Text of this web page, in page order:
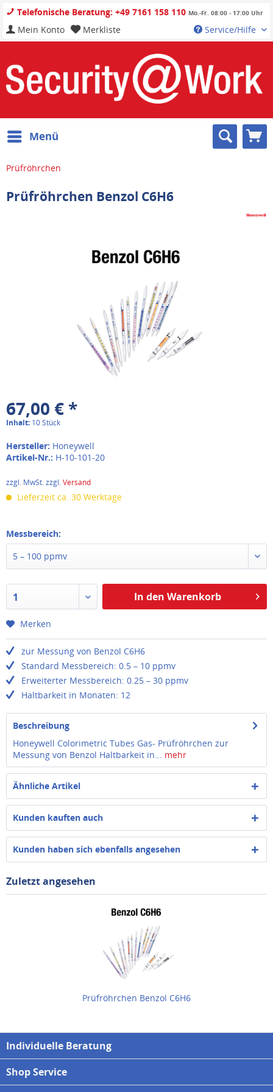
Telefonische Beratung: +49 7161 158 110 Mo.-Fr. 08:00 - 17:00 Uhr
Service/Hilfe
Mein Konto Merkliste
Menü
Prüfröhrchen
Prüfröhrchen Benzol C6H6
67,00 € *
Inhalt: 10 Stück
Hersteller: Honeywell
Artikel-Nr.: H-10-101-20
zzgl. MwSt. zzgl.Versand
Lieferzeit ca. 30 Werktage
Messbereich:
5 – 100 ppmv
1 In den Warenkorb
Merken
zur Messung von Benzol C6H6
Standard Messbereich: 0.5 – 10 ppmv
Erweiterter Messbereich: 0.25 – 30 ppmv
Haltbarkeit in Monaten: 12
Beschreibung
Honeywell Colorimetric Tubes Gas- Prüfröhrchen zur
Messung von Benzol Haltbarkeit in... mehr
Ähnliche Artikel
Kunden kauften auch
Kunden haben sich ebenfalls angesehen
Zuletzt angesehen
Prüfröhrchen Benzol C6H6
Individuelle Beratung
Shop Service